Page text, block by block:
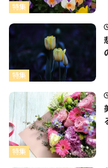
特集
特集
特集